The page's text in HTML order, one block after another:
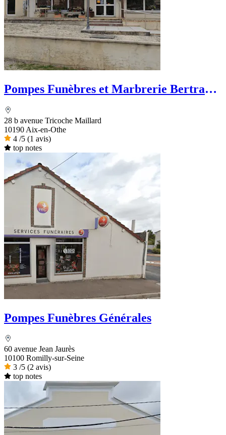
Pompes Funèbres et Marbrerie Bertrand
28 b avenue Tricoche Maillard
10190 Aix-en-Othe
4 /5 (1 avis)
top notes
Pompes Funèbres Générales
60 avenue Jean Jaurès
10100 Romilly-sur-Seine
3 /5 (2 avis)
top notes